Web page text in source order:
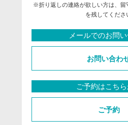
※折り返しの連絡が欲しい方は、留
を残してくださ
メールでのお問
お問い合わ
ご予約はこち
ご予約